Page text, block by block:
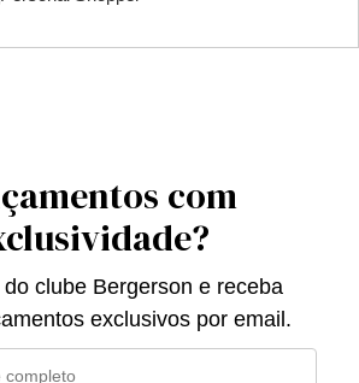
com
clube Bergerson e receba
exclusivos por email.